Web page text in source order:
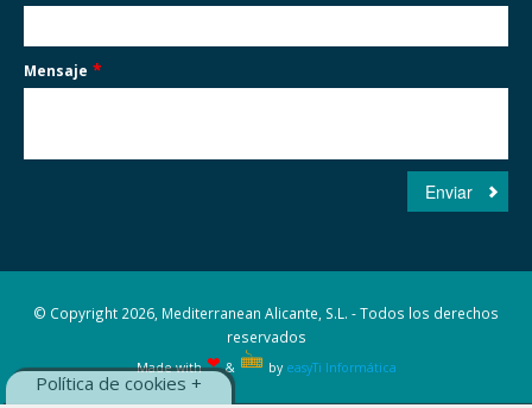
Mensaje *
© Copyright 2026, Mediterranean Alicante, S.L. - Todos los derechos
reservados
Made with ❤ & 🖮 by easyTi Informática
Política de cookies +